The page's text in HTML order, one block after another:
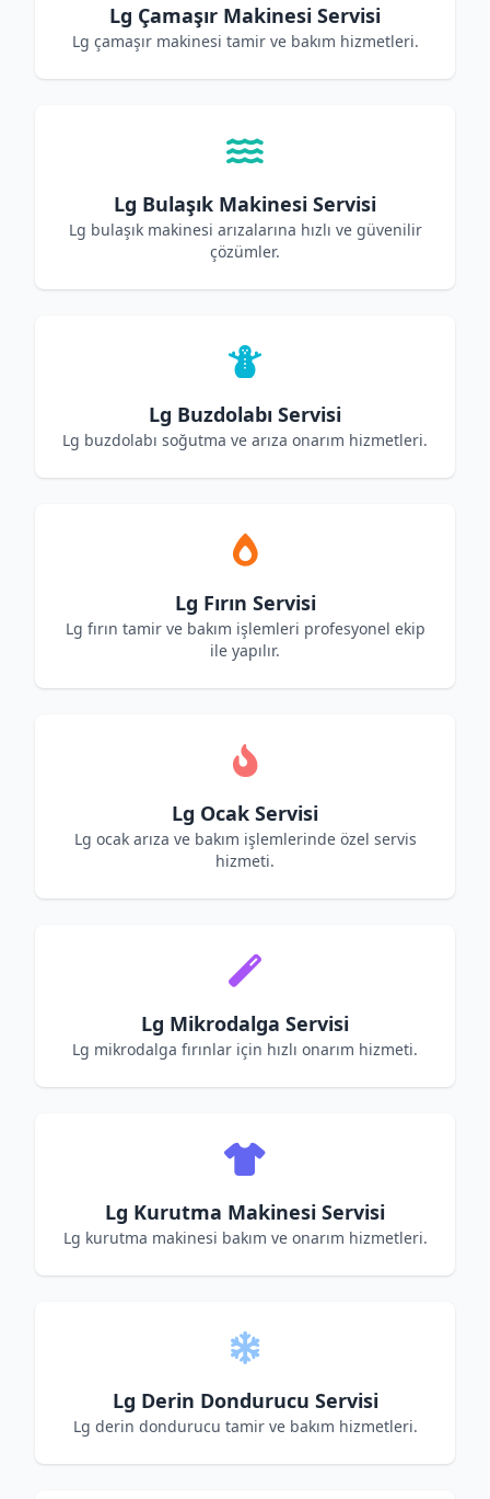
Lg Çamaşır Makinesi Servisi
Lg çamaşır makinesi tamir ve bakım hizmetleri.
Lg Bulaşık Makinesi Servisi
Lg bulaşık makinesi arızalarına hızlı ve güvenilir
çözümler.
Lg Buzdolabı Servisi
Lg buzdolabı soğutma ve arıza onarım hizmetleri.
Lg Fırın Servisi
Lg fırın tamir ve bakım işlemleri profesyonel ekip
ile yapılır.
Lg Ocak Servisi
Lg ocak arıza ve bakım işlemlerinde özel servis
hizmeti.
Lg Mikrodalga Servisi
Lg mikrodalga fırınlar için hızlı onarım hizmeti.
Lg Kurutma Makinesi Servisi
Lg kurutma makinesi bakım ve onarım hizmetleri.
Lg Derin Dondurucu Servisi
Lg derin dondurucu tamir ve bakım hizmetleri.